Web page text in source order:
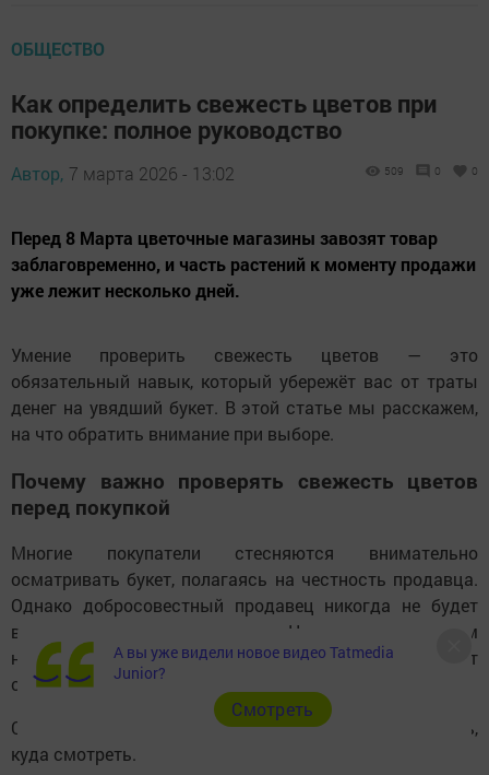
ОБЩЕСТВО
Как определить свежесть цветов при
покупке: полное руководство
Автор, 7 марта 2026 - 13:02 509 0 0
Перед 8 Марта цветочные магазины завозят товар
заблаговременно, и часть растений к моменту продажи
уже лежит несколько дней.
Умение проверить свежесть цветов — это
обязательный навык, который убережёт вас от траты
денег на увядший букет. В этой статье мы расскажем,
на что обратить внимание при выборе.
Почему важно проверять свежесть цветов
перед покупкой
Многие покупатели стесняются внимательно
осматривать букет, полагаясь на честность продавца.
Однако добросовестный продавец никогда не будет
возражать против осмотра. Напротив, если вам
не дают нормально рассмотреть товар или торопят
с выбором — это само по себе тревожный сигнал.
Свежий цветок говорит сам за себя, но нужно знать,
куда смотреть.
А вы уже видели новое видео Tatmedia
Junior?
Cмотреть